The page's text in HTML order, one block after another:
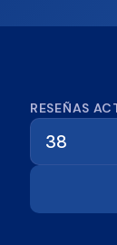
RESEÑAS